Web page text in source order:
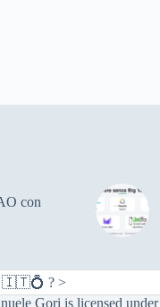
con
🇮🇹💍 ? >
Gori is licensed under